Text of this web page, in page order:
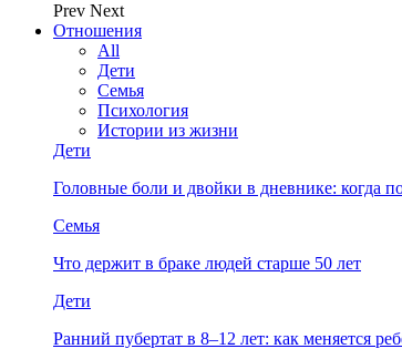
Prev Next
Отношения
All
Дети
Семья
Психология
Истории из жизни
Дети
Головные боли и двойки в дневнике: когда
Семья
Что держит в браке людей старше 50 лет
Дети
Ранний пубертат в 8–12 лет: как меняется